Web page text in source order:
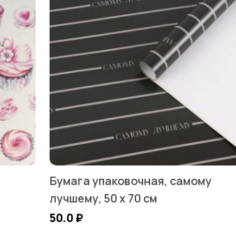
Бумага упаковочная, самому
лучшему, 50 х 70 см
50.0₽